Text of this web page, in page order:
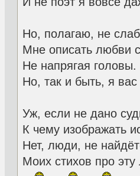
Но, полагаю, не
Мне описать любви
Не напрягая головы.
Но, так и быть, я
Уж, если не дано
К чему изображать
Нет, люди, не
Моих стихов про эту